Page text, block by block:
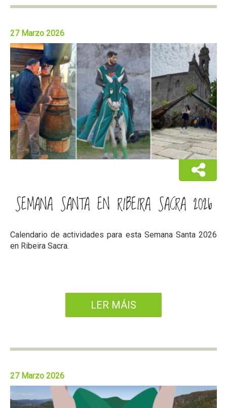
27 Marzo 2026
SEMANA SANTA EN RIBEIRA SACRA 2026
Calendario de actividades para esta Semana Santa 2026
en Ribeira Sacra.
LER MÁIS
27 Marzo 2026